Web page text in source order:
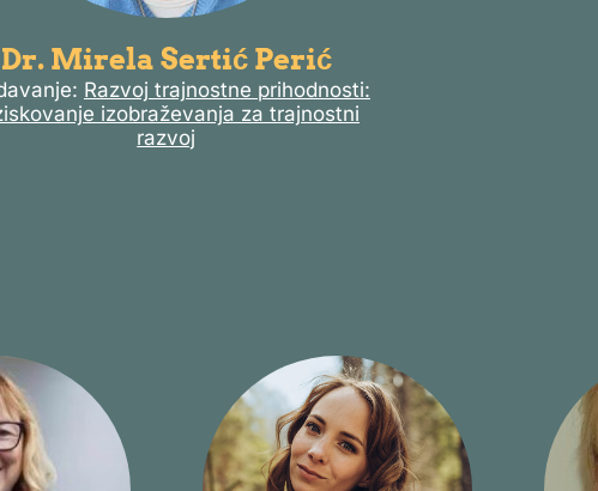
Dr. Mirela Sertić Perić
Razvoj trajnostne prihodnosti:
izobraževanja za trajnostni
razvoj